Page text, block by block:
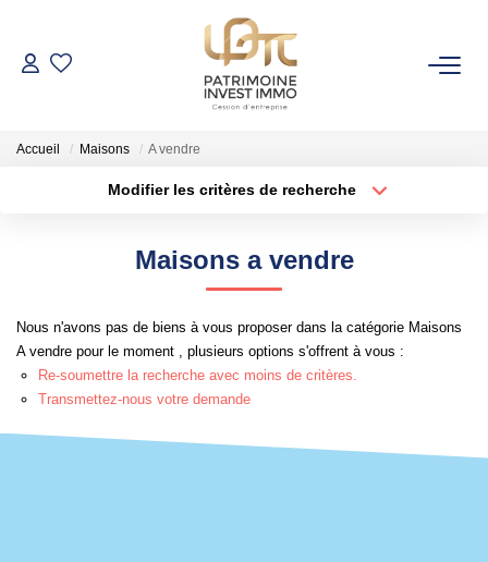
NOS BIENS
Cession D'entreprise
GESTION DE PATRIMOINE
NOTRE AGENCE
Accueil Maisons A vendre
Modifier les critères de recherche
Rayon Plus de critères
Créer une alerte
Maisons a vendre
Nous n'avons pas de biens à vous proposer dans la catégorie Maisons
A vendre pour le moment , plusieurs options s'offrent à vous :
Re-soumettre la recherche avec moins de critères.
Transmettez-nous votre demande